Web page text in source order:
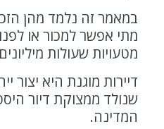
במאמר זה נלמד מהן
מתי אפשר למכור או
מטעויות שעולות
דיירות מוגנת היא יצור
שנולד ממצוקת דיור
המדינה.